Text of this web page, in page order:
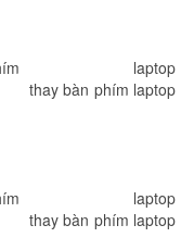
laptop
thay bàn phím laptop
laptop
thay bàn phím laptop